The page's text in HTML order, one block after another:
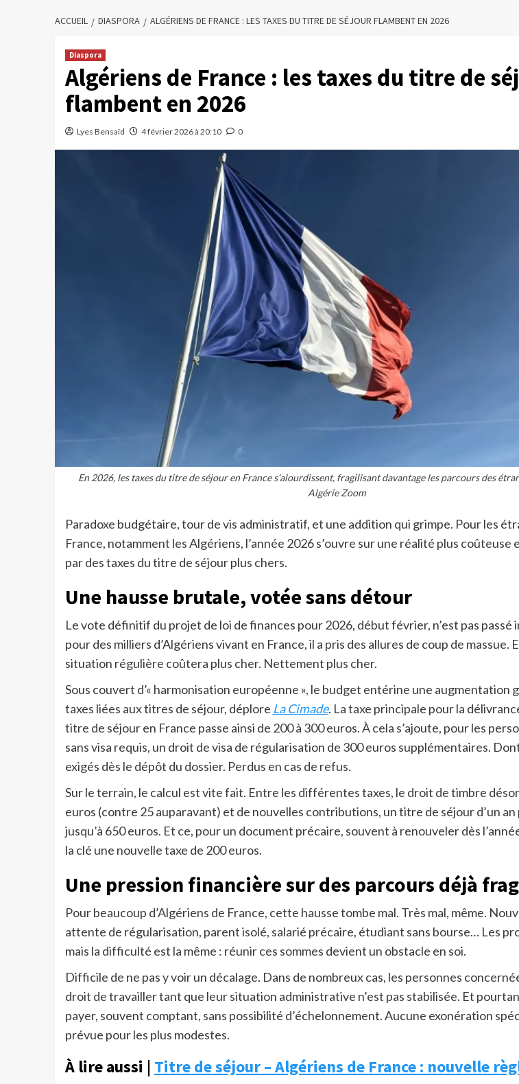
ACCUEIL DIASPORA ALGÉRIENS DE FRANCE : LES TAXES DU TITRE DE SÉJOUR FLAMBENT EN 2026
Diaspora
Algériens de France : les taxes du titre de
flambent en 2026
Lyes Bensaïd 4 février 2026 à 20:10 0
En 2026, les taxes du titre de séjour en France s’alourdissent, fragilisant davantage les parcours des
Algérie Zoom
Paradoxe budgétaire, tour de vis administratif, et une addition qui grimpe. Pour les
France, notamment les Algériens, l’année 2026 s’ouvre sur une réalité plus coûteuse
par des taxes du titre de séjour plus chers.
Une hausse brutale, votée sans détour
Le vote définitif du projet de loi de finances pour 2026, début février, n’est pas passé
pour des milliers d’Algériens vivant en France, il a pris des allures de coup de massue.
situation régulière coûtera plus cher. Nettement plus cher.
Sous couvert d’« harmonisation européenne », le budget entérine une augmentation
taxes liées aux titres de séjour, déplore La Cimade. La taxe principale pour la
titre de séjour en France passe ainsi de 200 à 300 euros. À cela s’ajoute, pour les
sans visa requis, un droit de visa de régularisation de 300 euros supplémentaires.
exigés dès le dépôt du dossier. Perdus en cas de refus.
Sur le terrain, le calcul est vite fait. Entre les différentes taxes, le droit de timbre
euros (contre 25 auparavant) et de nouvelles contributions, un titre de séjour d’un
jusqu’à 650 euros. Et ce, pour un document précaire, souvent à renouveler dès
la clé une nouvelle taxe de 200 euros.
Une pression financière sur des parcours déjà
Pour beaucoup d’Algériens de France, cette hausse tombe mal. Très mal, même.
attente de régularisation, parent isolé, salarié précaire, étudiant sans bourse… Les
mais la difficulté est la même : réunir ces sommes devient un obstacle en soi.
Difficile de ne pas y voir un décalage. Dans de nombreux cas, les personnes
droit de travailler tant que leur situation administrative n’est pas stabilisée. Et
payer, souvent comptant, sans possibilité d’échelonnement. Aucune exonération
prévue pour les plus modestes.
À lire aussi | Titre de séjour – Algériens de France : nouvelle